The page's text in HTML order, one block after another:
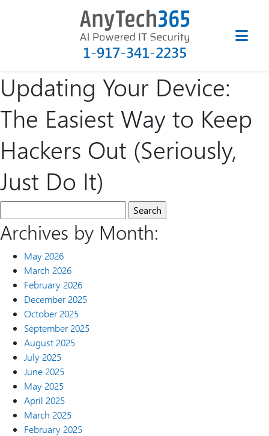
1-917-341-2235
Updating Your Device:
The Easiest Way to Keep
Hackers Out (Seriously,
Just Do It)
Archives by Month:
May 2026
March 2026
February 2026
December 2025
October 2025
September 2025
August 2025
July 2025
June 2025
May 2025
April 2025
March 2025
February 2025